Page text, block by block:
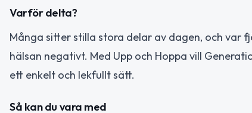
Varför delta?
Många sitter stilla stora delar av dagen, och var
hälsan negativt. Med Upp och Hoppa vill
ett enkelt och lekfullt sätt.
Så kan du vara med